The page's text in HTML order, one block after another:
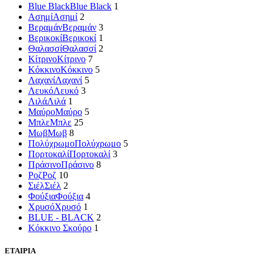
Blue BlackBlue Black 1
ΑσημίΑσημί 2
ΒεραμάνΒεραμάν 3
ΒερικοκίΒερικοκί 1
ΘαλασσίΘαλασσί 2
ΚίτρινοΚίτρινο 7
ΚόκκινοΚόκκινο 5
ΛαχανίΛαχανί 5
ΛευκόΛευκό 3
ΛιλάΛιλά 1
ΜαύροΜαύρο 5
ΜπλεΜπλε 25
ΜωβΜωβ 8
ΠολύχρωμοΠολύχρωμο 5
ΠορτοκαλίΠορτοκαλί 3
ΠράσινοΠράσινο 8
ΡοζΡοζ 10
ΣιέλΣιέλ 2
ΦούξιαΦούξια 4
ΧρυσόΧρυσό 1
BLUE - BLACK 2
Κόκκινο Σκούρο 1
ΕΤΑΙΡΙΑ